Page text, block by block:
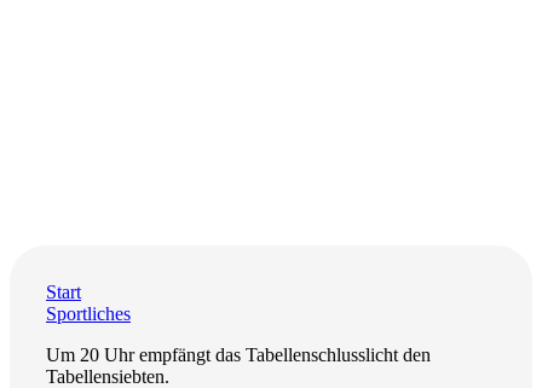
Start
Sportliches
Um 20 Uhr empfängt das Tabellenschlusslicht den
Tabellensiebten.